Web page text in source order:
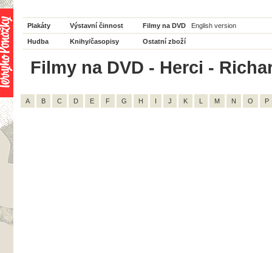
Plakáty Výstavní činnost Filmy na DVD English version
Hudba Knihy/časopisy Ostatní zboží
Filmy na DVD - Herci -
A B C D E F G H I J K L M N O P